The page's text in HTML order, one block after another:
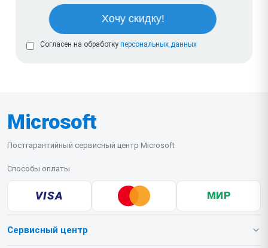
Согласен на обработку персональных данных
Microsoft
Постгарантийный сервисный центр Microsoft
Способы оплаты
VISA МИР
Сервисный центр